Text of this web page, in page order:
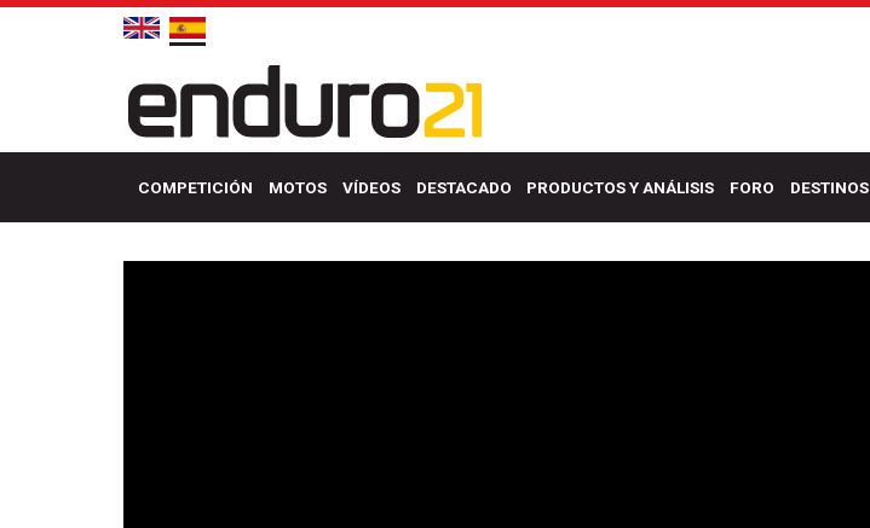
COMPETICIÓN MOTOS VÍDEOS DESTACADO PRODUCTOS Y ANÁLISIS FORO DESTINOS